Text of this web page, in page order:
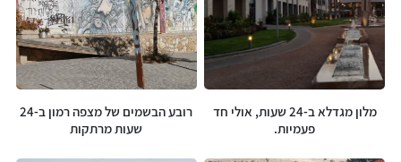
מלון מגדלא ב-24 שעות, אולי חד
פעמיות.
רובע הבשמים של מצפה רמון ב-24
שעות מרתקות